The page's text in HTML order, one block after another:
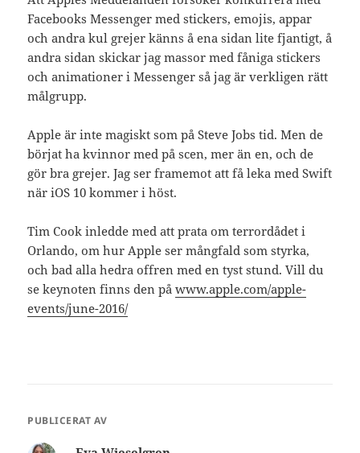
Facebooks Messenger med stickers, emojis, appar
och andra kul grejer känns å ena sidan lite fjantigt, å
andra sidan skickar jag massor med fåniga stickers
och animationer i Messenger så jag är verkligen rätt
målgrupp.
Apple är inte magiskt som på Steve Jobs tid. Men de
börjat ha kvinnor med på scen, mer än en, och de
gör bra grejer. Jag ser framemot att få leka med Swift
när iOS 10 kommer i höst.
Tim Cook inledde med att prata om terrordådet i
Orlando, om hur Apple ser mångfald som styrka,
och bad alla hedra offren med en tyst stund. Vill du
se keynoten finns den påwww.apple.com/apple-
events/june-2016/
PUBLICERAT AV